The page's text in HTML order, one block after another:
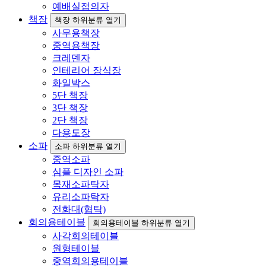
예배실접의자
책장
책장 하위분류 열기
사무용책장
중역용책장
크레덴자
인테리어 장식장
화일박스
5단 책장
3단 책장
2단 책장
다용도장
소파
소파 하위분류 열기
중역소파
심플 디자인 소파
목재소파탁자
유리소파탁자
전화대(협탁)
회의용테이블
회의용테이블 하위분류 열기
사각회의테이블
원형테이블
중역회의용테이블